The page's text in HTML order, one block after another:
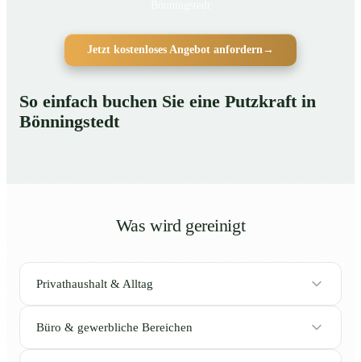
Jetzt kostenloses Angebot anfordern→
So einfach buchen Sie eine Putzkraft in
Bönningstedt
Was wird gereinigt
Privathaushalt & Alltag
Büro & gewerbliche Bereichen